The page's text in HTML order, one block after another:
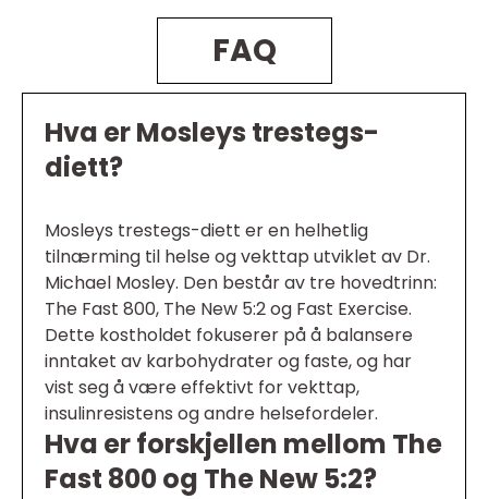
FAQ
Hva er Mosleys trestegs-
diett?
Mosleys trestegs-diett er en helhetlig
tilnærming til helse og vekttap utviklet av Dr.
Michael Mosley. Den består av tre hovedtrinn:
The Fast 800, The New 5:2 og Fast Exercise.
Dette kostholdet fokuserer på å balansere
inntaket av karbohydrater og faste, og har
vist seg å være effektivt for vekttap,
insulinresistens og andre helsefordeler.
Hva er forskjellen mellom The
Fast 800 og The New 5:2?